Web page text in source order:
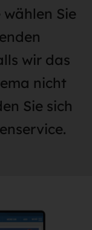
Sie
wir das
nicht
Sie sich